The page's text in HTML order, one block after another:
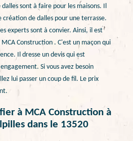
sont à faire pour les maisons. Il
de dalles pour une terrasse.
experts sont à convier. Ainsi, il est
MCA Construction . C'est un maçon qui
Il dresse un devis qui est
Si vous avez besoin
lui passer un coup de fil. Le prix
à MCA Construction à
dans le 13520